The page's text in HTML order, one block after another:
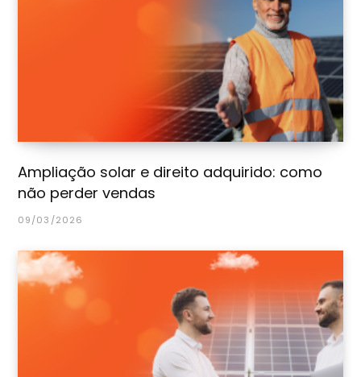
Ampliação solar e direito adquirido: como
não perder vendas
09/03/2026